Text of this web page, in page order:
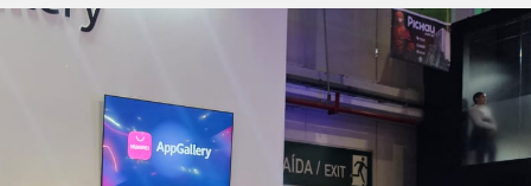
|
Após
lote
especial,
inicia
vendas